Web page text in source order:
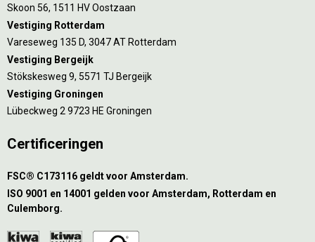
Skoon 56, 1511 HV Oostzaan
Vestiging Rotterdam
Vareseweg 135 D, 3047 AT Rotterdam
Vestiging Bergeijk
Stökskesweg 9, 5571 TJ Bergeijk
Vestiging Groningen
Lübeckweg 2 9723 HE Groningen
Certificeringen
FSC® C173116 geldt voor Amsterdam.
ISO 9001 en 14001 gelden voor Amsterdam, Rotterdam en
Culemborg.